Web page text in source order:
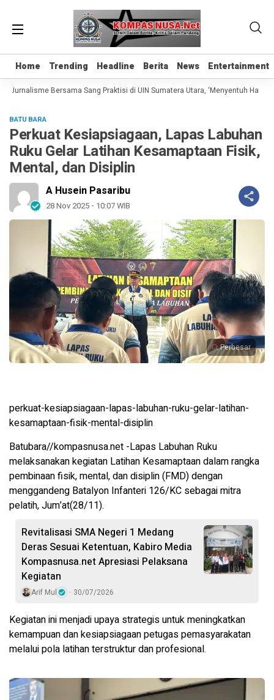
Home Trending Headline Berita News Entertainment
Home Trending Headline Berita News Entertainment
Bersama Sang Praktisi di UIN Sumatera Utara, ‘Menyentuh Hati
BATU BARA
Perkuat Kesiapsiagaan, Lapas Labuhan
Ruku Gelar Latihan Kesamaptaan Fisik,
Mental, dan Disiplin
A Husein Pasaribu
28 Nov 2025 - 10:07 WIB
Perbesar
perkuat-kesiapsiagaan-lapas-labuhan-ruku-gelar-latihan-
kesamaptaan-fisik-mental-disiplin
Batubara//kompasnusa.net -Lapas Labuhan Ruku
melaksanakan kegiatan Latihan Kesamaptaan dalam rangka
pembinaan fisik, mental, dan disiplin (FMD) dengan
menggandeng Batalyon Infanteri 126/KC sebagai mitra
pelatih, Jum’at(28/11).
Revitalisasi SMA Negeri 1 Medang
Deras Sesuai Ketentuan, Kabiro Media
Kompasnusa.net Apresiasi Pelaksana
Kegiatan
Arif Mul 30/07/2026
Kegiatan ini menjadi upaya strategis untuk meningkatkan
kemampuan dan kesiapsiagaan petugas pemasyarakatan
melalui pola latihan terstruktur dan profesional.